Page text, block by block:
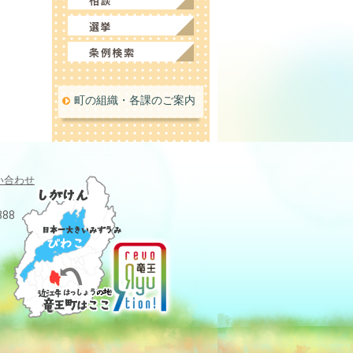
町の組織・各課のご案内
合わせ